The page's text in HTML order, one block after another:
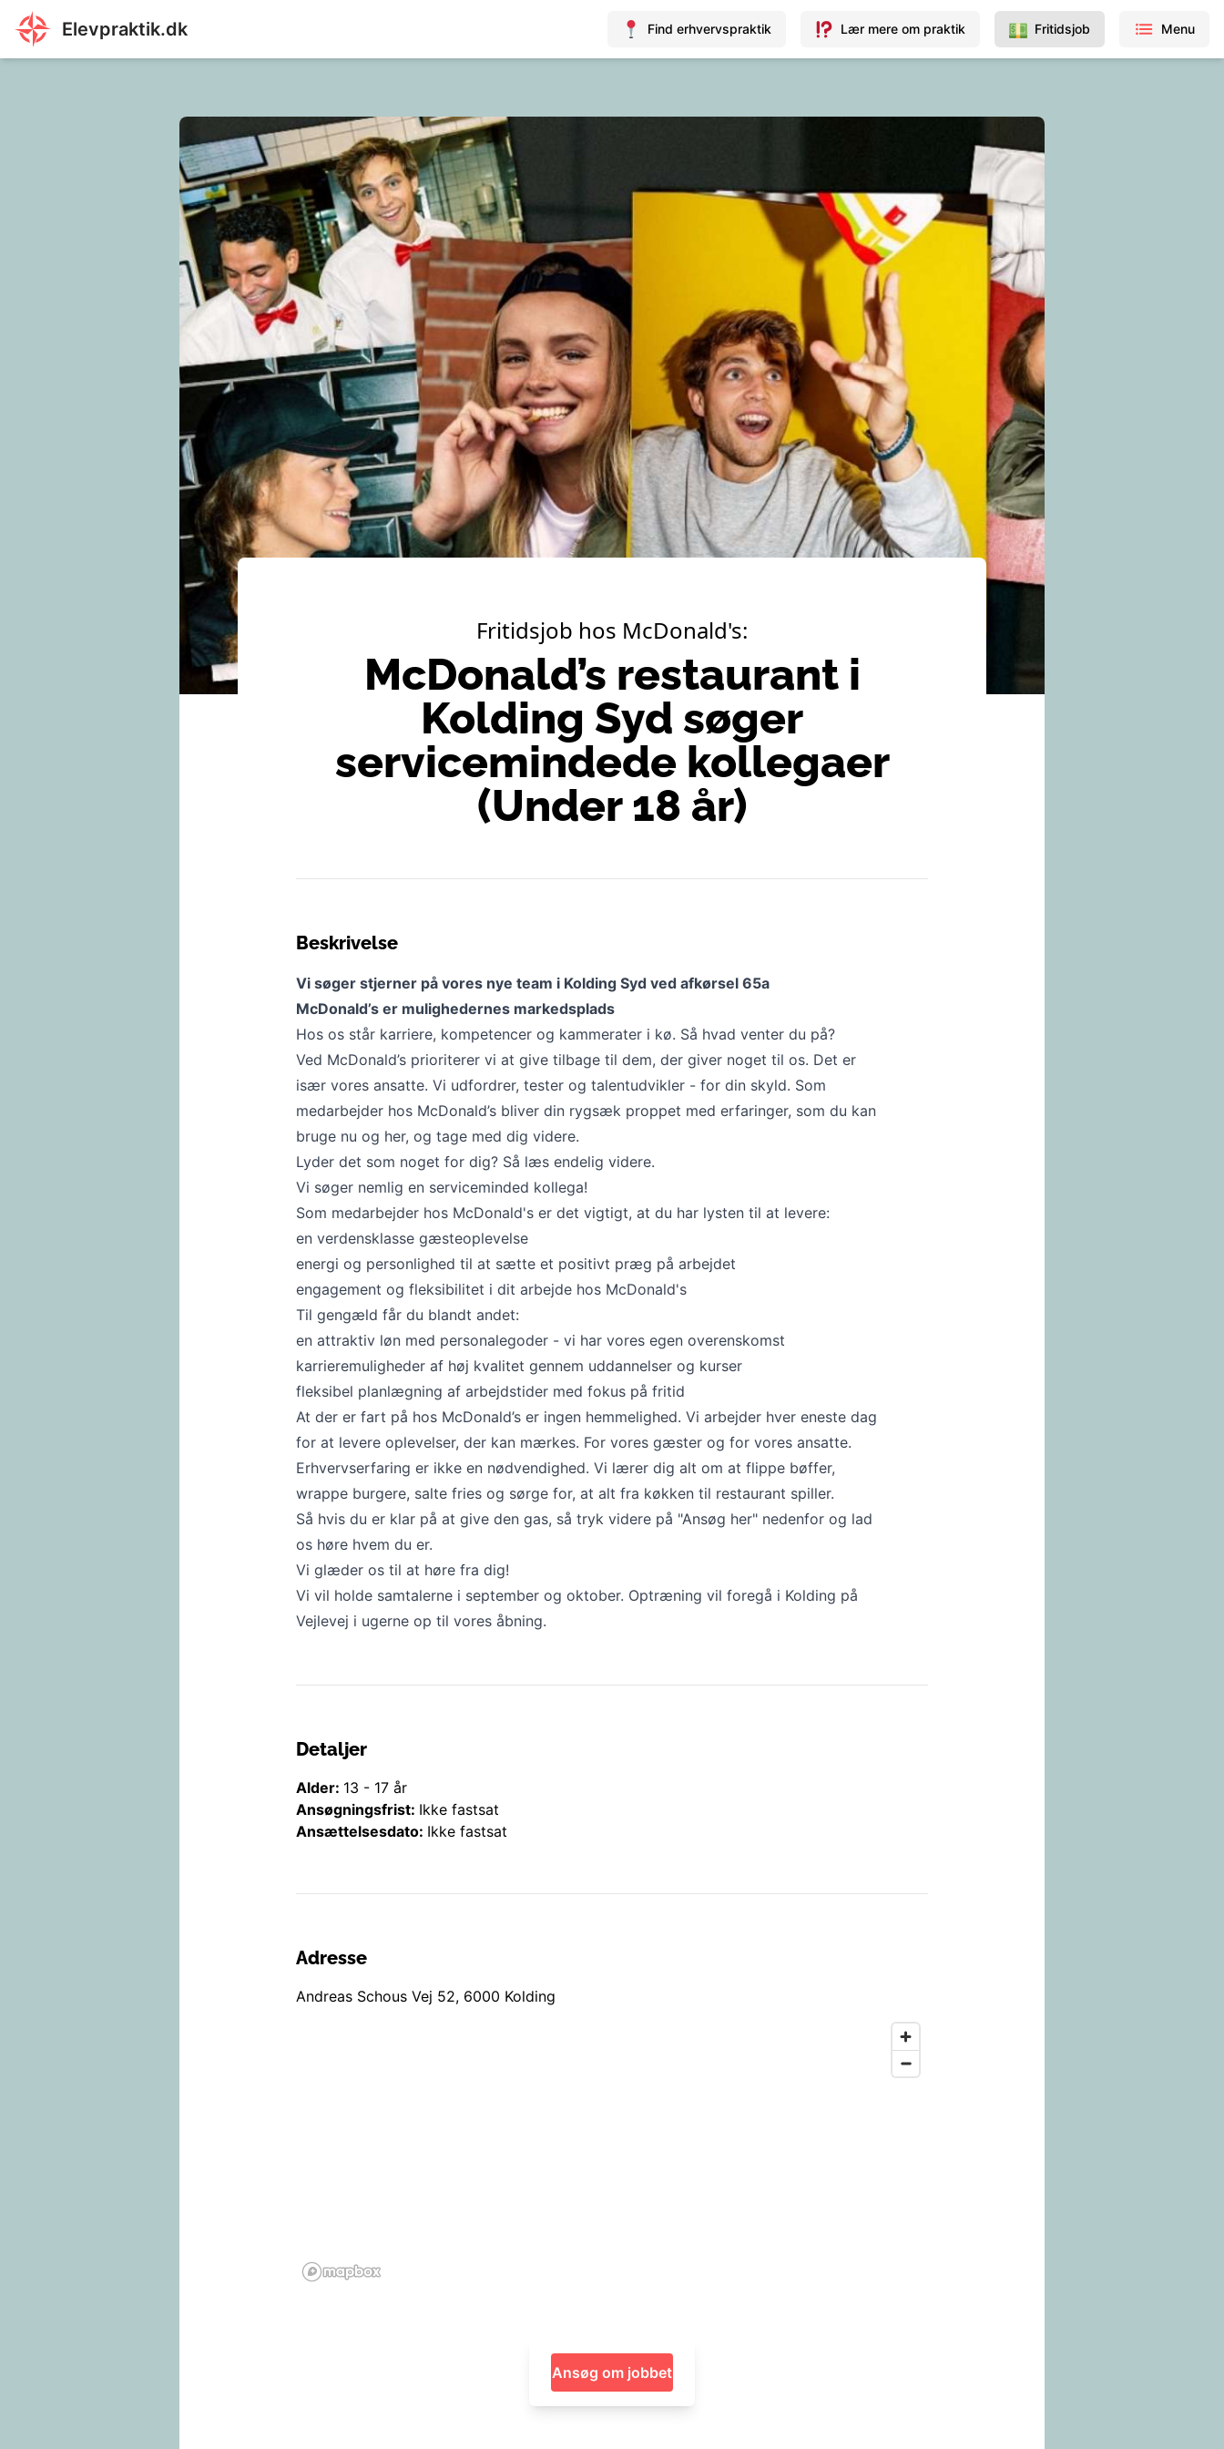
Elevpraktik.dk Find erhvervspraktik Lær mere om praktik Fritidsjob Menu
Fritidsjob hos McDonald's:
McDonald’s restaurant i
Kolding Syd søger
servicemindede kollegaer
(Under 18 år)
Beskrivelse
Vi søger stjerner på vores nye team i Kolding Syd ved afkørsel 65a
McDonald’s er mulighedernes markedsplads
Hos os står karriere, kompetencer og kammerater i kø. Så hvad venter du på?
Ved McDonald’s prioriterer vi at give tilbage til dem, der giver noget til os. Det er
især vores ansatte. Vi udfordrer, tester og talentudvikler - for din skyld. Som
medarbejder hos McDonald’s bliver din rygsæk proppet med erfaringer, som du kan
bruge nu og her, og tage med dig videre.
Lyder det som noget for dig? Så læs endelig videre.
Vi søger nemlig en serviceminded kollega!
Som medarbejder hos McDonald's er det vigtigt, at du har lysten til at levere:
en verdensklasse gæsteoplevelse
energi og personlighed til at sætte et positivt præg på arbejdet
engagement og fleksibilitet i dit arbejde hos McDonald's
Til gengæld får du blandt andet:
en attraktiv løn med personalegoder - vi har vores egen overenskomst
karrieremuligheder af høj kvalitet gennem uddannelser og kurser
fleksibel planlægning af arbejdstider med fokus på fritid
At der er fart på hos McDonald’s er ingen hemmelighed. Vi arbejder hver eneste dag
for at levere oplevelser, der kan mærkes. For vores gæster og for vores ansatte.
Erhvervserfaring er ikke en nødvendighed. Vi lærer dig alt om at flippe bøffer,
wrappe burgere, salte fries og sørge for, at alt fra køkken til restaurant spiller.
Så hvis du er klar på at give den gas, så tryk videre på "Ansøg her" nedenfor og lad
os høre hvem du er.
Vi glæder os til at høre fra dig!
Vi vil holde samtalerne i september og oktober. Optræning vil foregå i Kolding på
Vejlevej i ugerne op til vores åbning.
Detaljer
Alder: 13 - 17 år
Ansøgningsfrist: Ikke fastsat
Ansættelsesdato: Ikke fastsat
Adresse
Andreas Schous Vej 52, 6000 Kolding
Ansøg om jobbet